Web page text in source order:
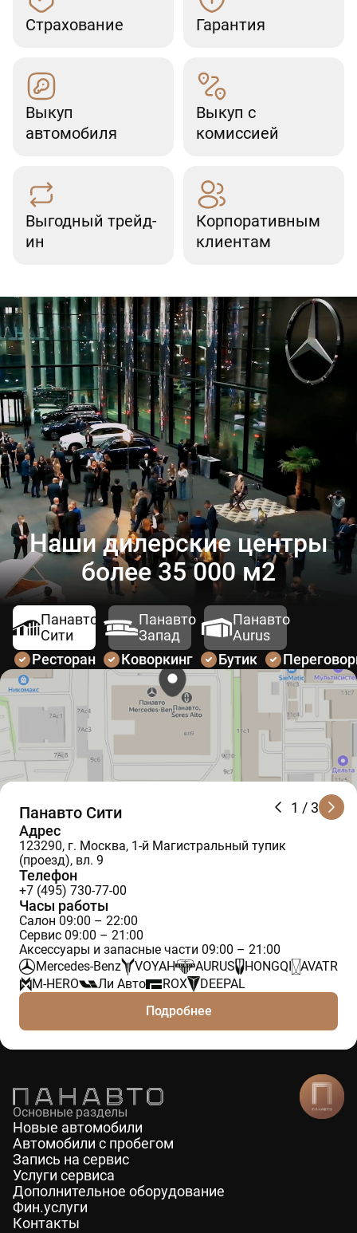
Страхование Гарантия
Выкуп
автомобиля
Выкуп с
комиссией
Выгодный трейд-
ин
Корпоративным
клиентам
Наши дилерские центры
более 35 000 м2
Панавто
Сити
Панавто
Запад
Панавто
Aurus
Ресторан
Коворкинг Бутик
1 / 3
Панавто Сити
Адрес
123290, г. Москва, 1-й Магистральный тупик
(проезд), вл. 9
Телефон
+7 (495) 730-77-00
Часы работы
Салон 09:00 – 22:00
Сервис 09:00 – 21:00
Аксессуары и запасные части 09:00 – 21:00
Mercedes-Benz
VOYAH AURUS HONGQI
AVATR
M-HERO
Ли Авто ROX
DEEPAL
Подробнее
Основные разделы
Новые автомобили
Автомобили с пробегом
Запись на сервис
Услуги сервиса
Дополнительное оборудование
Фин.услуги
Контакты